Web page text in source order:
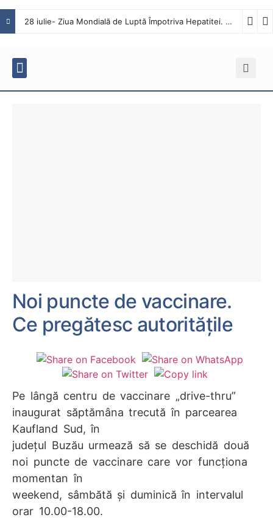
28 iulie- Ziua Mondială de Luptă Împotriva Hepatitei. Interviu cu dr. Octavian Tăbăcaru, medic specialist Boli Infecțioase în cadrul Spitalului Județean de Urgență Buzău
Noi puncte de vaccinare.
Ce pregătesc autoritățile
Pe lângă centru de vaccinare „drive-thru”
inaugurat săptămâna trecută în parcearea
Kaufland Sud, în
județul Buzău urmează să se deschidă două
noi puncte de vaccinare care vor funcționa
momentan în
weekend, sâmbătă și duminică în intervalul
orar 10.00-18.00.